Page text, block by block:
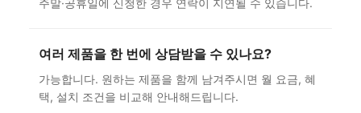
여러 제품을 한 번에 상담받을 수 있나요?
가능합니다. 원하는 제품을 함께 남겨주시면 월 요금, 혜
택, 설치 조건을 비교해 안내해드립니다.